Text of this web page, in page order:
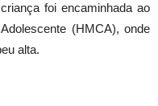
foi encaminhada ao
(HMCA), onde
alta.